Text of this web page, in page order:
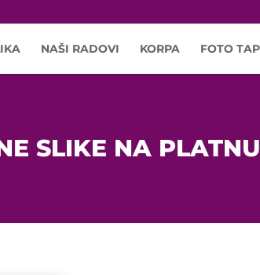
NAŠI RADOVI KORPA FOTO
SLIKE NA